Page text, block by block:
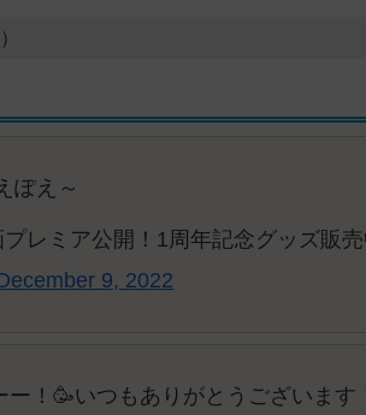
ぽえ～
レミア公開！1周年記念グッズ販売
9, 2022
！🥳いつもありがとうございます